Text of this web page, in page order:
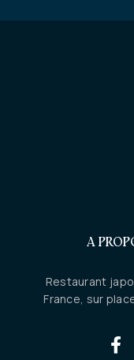
A
Restaurant
France, sur